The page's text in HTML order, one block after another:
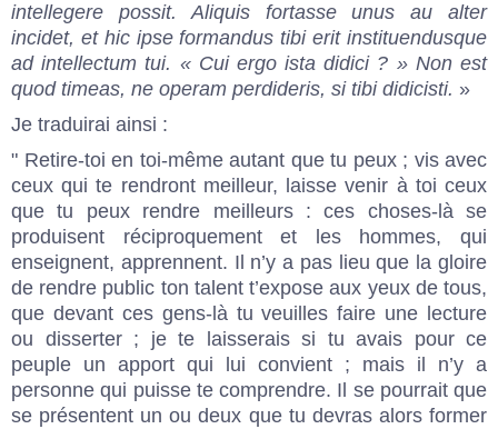
intellegere possit. Aliquis fortasse unus au alter
incidet, et hic ipse formandus tibi erit instituendusque
ad intellectum tui. « Cui ergo ista didici ? » Non est
quod timeas, ne operam perdideris, si tibi didicisti. »
Je traduirai ainsi :
" Retire-toi en toi-même autant que tu peux ; vis avec
ceux qui te rendront meilleur, laisse venir à toi ceux
que tu peux rendre meilleurs : ces choses-là se
produisent réciproquement et les hommes, qui
enseignent, apprennent. Il n’y a pas lieu que la gloire
de rendre public ton talent t’expose aux yeux de tous,
que devant ces gens-là tu veuilles faire une lecture
ou disserter ; je te laisserais si tu avais pour ce
peuple un apport qui lui convient ; mais il n’y a
personne qui puisse te comprendre. Il se pourrait que
se présentent un ou deux que tu devras alors former